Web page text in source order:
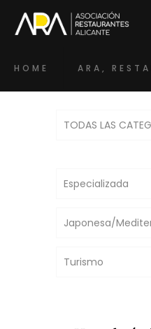
HOME ARA,
TODAS LAS
Especializada
Japonesa/
Turismo